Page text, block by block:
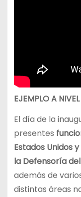
EJEMPLO A
El día de la
presentes
Estados Unidos
la Defensoría
además de
distintas áreas